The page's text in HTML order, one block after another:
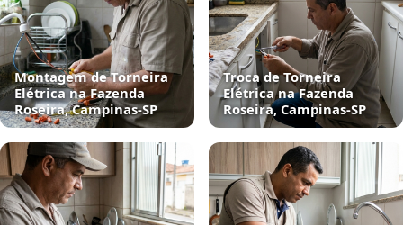
Montagem de Torneira
Elétrica na Fazenda
Roseira, Campinas‑SP
Troca de Torneira
Elétrica na Fazenda
Roseira, Campinas‑SP